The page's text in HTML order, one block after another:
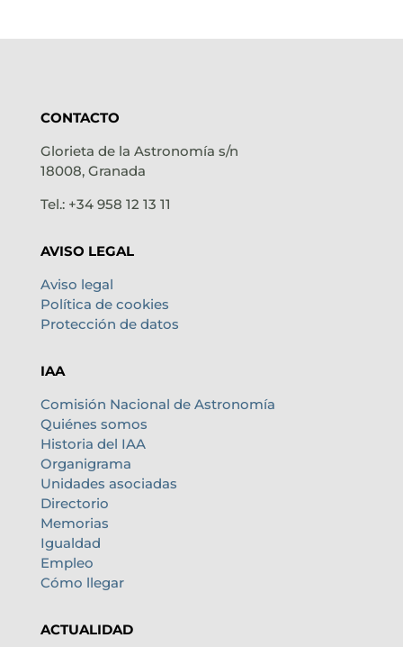
CONTACTO
Glorieta de la Astronomía s/n
18008, Granada
Tel.: +34 958 12 13 11
AVISO LEGAL
Aviso legal
Política de cookies
Protección de datos
IAA
Comisión Nacional de Astronomía
Quiénes somos
Historia del IAA
Organigrama
Unidades asociadas
Directorio
Memorias
Igualdad
Empleo
Cómo llegar
ACTUALIDAD